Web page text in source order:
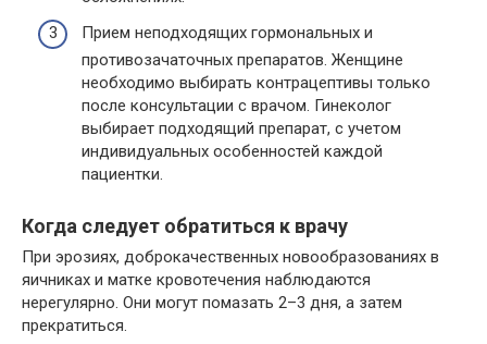
Прием неподходящих гормональных и
противозачаточных препаратов. Женщине
необходимо выбирать контрацептивы только
после консультации с врачом. Гинеколог
выбирает подходящий препарат, с учетом
индивидуальных особенностей каждой
пациентки.
Когда следует обратиться к врачу
При эрозиях, доброкачественных новообразованиях в
яичниках и матке кровотечения наблюдаются
нерегулярно. Они могут помазать 2–3 дня, а затем
прекратиться.